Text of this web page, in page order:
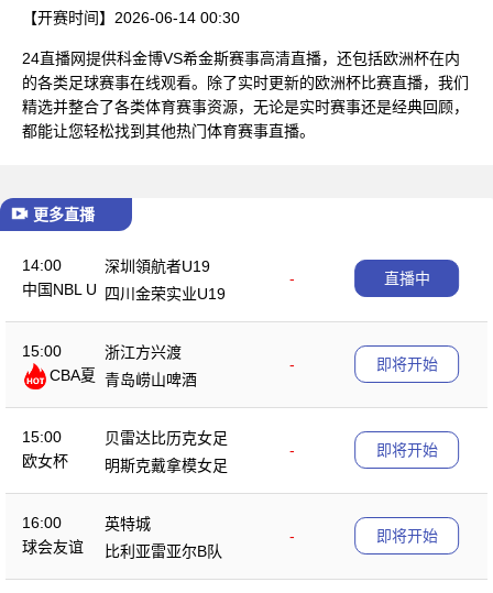
【开赛时间】 2026-06-14 00:30
24直播网提供科金博VS希金斯赛事高清直播，还包括欧洲杯在内
的各类足球赛事在线观看。除了实时更新的欧洲杯比赛直播，我们
精选并整合了各类体育赛事资源，无论是实时赛事还是经典回顾，
都能让您轻松找到其他热门体育赛事直播。
更多直播
14:00
中国NBL U
深圳領航者U19
-
四川金荣实业U19
直播中
15:00
CBA夏
浙江方兴渡
-
青岛崂山啤酒
即将开始
15:00
欧女杯
贝雷达比历克女足
-
明斯克戴拿模女足
即将开始
16:00
球会友谊
英特城
-
比利亚雷亚尔B队
即将开始